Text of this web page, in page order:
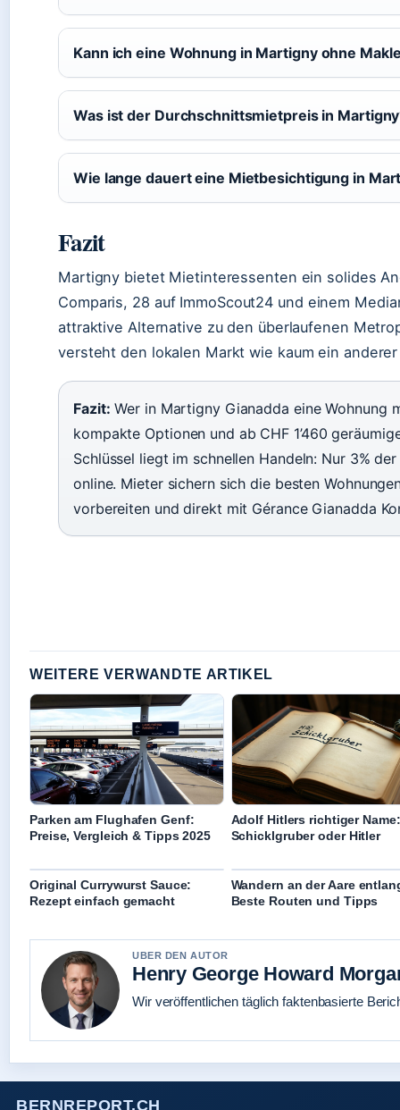
Kann ich eine Wohnung in Martigny ohne
Was ist der Durchschnittsmietpreis in
Wie lange dauert eine Mietbesichtigung in
Fazit
Martigny bietet Mietinteressenten ein solides
Comparis, 28 auf ImmoScout24 und einem
attraktive Alternative zu den überlaufenen
versteht den lokalen Markt wie kaum ein
Fazit: Wer in Martigny Gianadda eine Wohnung
kompakte Optionen und ab CHF 1’460
Schlüssel liegt im schnellen Handeln: Nur 3%
online. Mieter sichern sich die besten
vorbereiten und direkt mit Gérance Gianadda
WEITERE VERWANDTE ARTIKEL
Parken am Flughafen Genf:
Preise, Vergleich & Tipps 2025
Adolf Hitlers richtiger Name:
Schicklgruber oder Hitler
Original Currywurst Sauce:
Rezept einfach gemacht
Wandern an der Aare
Beste Routen und Tipps
UBER DEN AUTOR
Henry George Howard
Wir veröffentlichen täglich faktenbasierte
BERNREPORT.CH